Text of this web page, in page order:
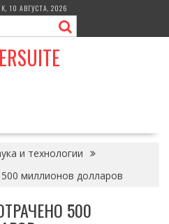
10 АВГУСТА, 2026
и технологии
миллионов долларов
500